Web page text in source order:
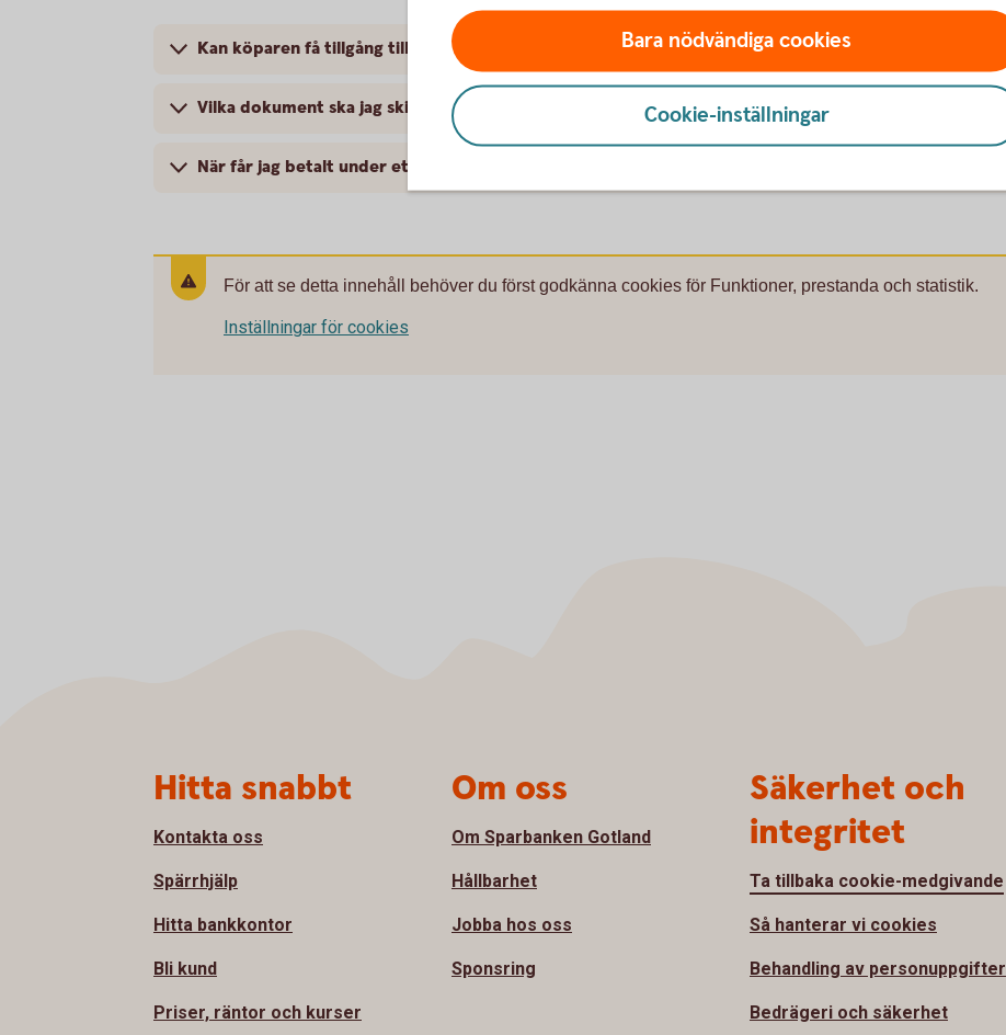
Kan köparen få tillgång till godset innan betalning?
Vilka dokument ska jag skicka till banken?
När får jag betalt under ett exportinkasso?
För att se detta innehåll behöver du först godkänna cookies för Funktioner, prestanda och statistik.
Inställningar för cookies
Bara nödvändiga cookies
Cookie-inställningar
Hitta snabbt
Kontakta oss
Spärrhjälp
Hitta bankkontor
Bli kund
Priser, räntor och kurser
Om oss
Om Sparbanken Gotland
Hållbarhet
Jobba hos oss
Sponsring
Säkerhet och
integritet
Ta tillbaka cookie-medgivande
Så hanterar vi cookies
Behandling av personuppgifter
Bedrägeri och säkerhet